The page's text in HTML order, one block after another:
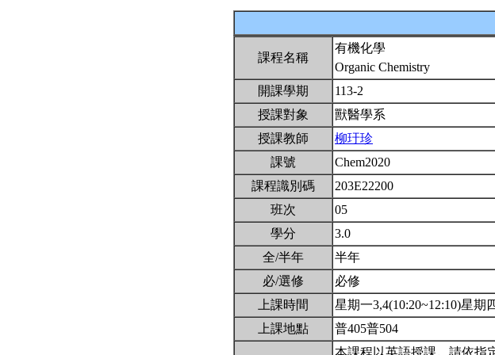
課程名稱
有機化學
Organic Chemistry
開課學期
113-2
授課對象
獸醫學系
授課教師
柳玗珍
課號
Chem2020
課程識別碼
203E22200
班次
05
學分
3.0
全/半年
半年
必/選修
必修
上課時間
星期一3,4(10:20~12:10)星期
上課地點
普405普504
本課程以英語授課。請依指